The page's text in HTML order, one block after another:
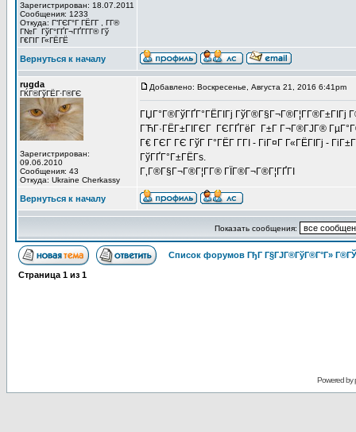
Зарегистрирован: 18.07.2011
Сообщения: 1233
Откуда: Г“ГЄГ°Г ГЁГ­Г , Г­Г®
Г№Г ГўГ°ГҐГ¬ГҐГ­Г­Г® Гў
Г€ГІГ Г«ГЁГЁ
Вернуться к началу
rugda
ГЌГ®ГўГЁГ·Г®ГЄ
Зарегистрирован:
09.06.2010
Сообщения: 43
Откуда: Ukraine Cherkassy
Добавлено: Воскресенье, Августа 21, 2016 6:41pm
ГЏГ°Г®ГўГҐГ°ГЁГІГј
ГЋГ·ГЁГ±ГІГЄГ ГЄГҐГёГ Г±Г Г¬Г®ГЈГ®
Г€ ГЄГ ГЄ ГўГ Г°ГЁГ Г­ГІ - ГіГ¤Г Г«ГЁГІГј -
ГўГҐГ°Г±ГЁГѕ.
Г‚Г®Г§Г¬Г®Г¦Г­Г® ГЇГ®Г¬Г®Г¦ГҐГІ
Вернуться к началу
Показать сообщения:
Список форумов ГђГ Г§ГЈГ®ГўГ®Г°Г»
Страница 1 из 1
Powered by